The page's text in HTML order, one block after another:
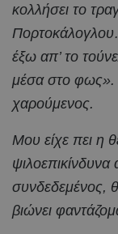
κολλήσει το
έξω απ’ το
μέσα στο φως».
χαρούμενος.
Μου είχε πει η
συνδεδεμένος,
βιώνει